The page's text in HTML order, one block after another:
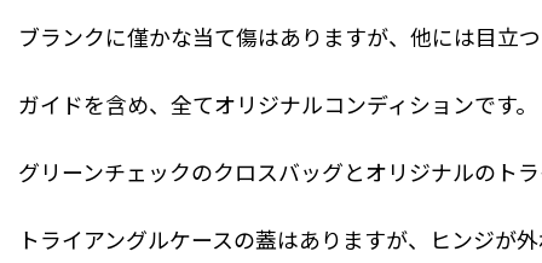
ブランクに僅かな当て傷はありますが、他には目立
ガイドを含め、全てオリジナルコンディションです。
グリーンチェックのクロスバッグとオリジナルのト
トライアングルケースの蓋はありますが、ヒンジが